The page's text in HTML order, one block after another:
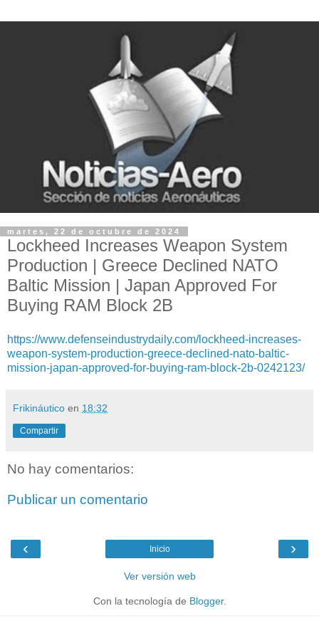
martes, 22 de octubre de 2024
Lockheed Increases Weapon System
Production | Greece Declined NATO
Baltic Mission | Japan Approved For
Buying RAM Block 2B
https://www.defenseindustrydaily.com/lockheed-increases-
weapon-system-production-greece-declined-nato-baltic-
mission-japan-approved-for-buying-ram-block-2b-0242123/
Frikináutico en 18:32
Compartir
No hay comentarios:
Publicar un comentario
‹ ›
Inicio
Ver versión web
Con la tecnología de Blogger.